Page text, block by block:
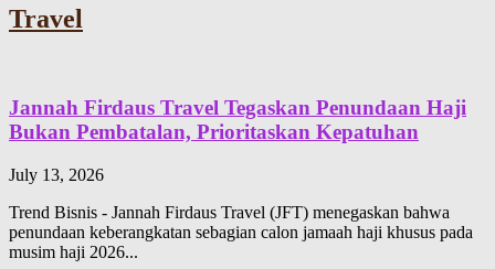
Travel
Jannah Firdaus Travel Tegaskan Penundaan Haji
Bukan Pembatalan, Prioritaskan Kepatuhan
July 13, 2026
Trend Bisnis - Jannah Firdaus Travel (JFT) menegaskan bahwa
penundaan keberangkatan sebagian calon jamaah haji khusus pada
musim haji 2026...